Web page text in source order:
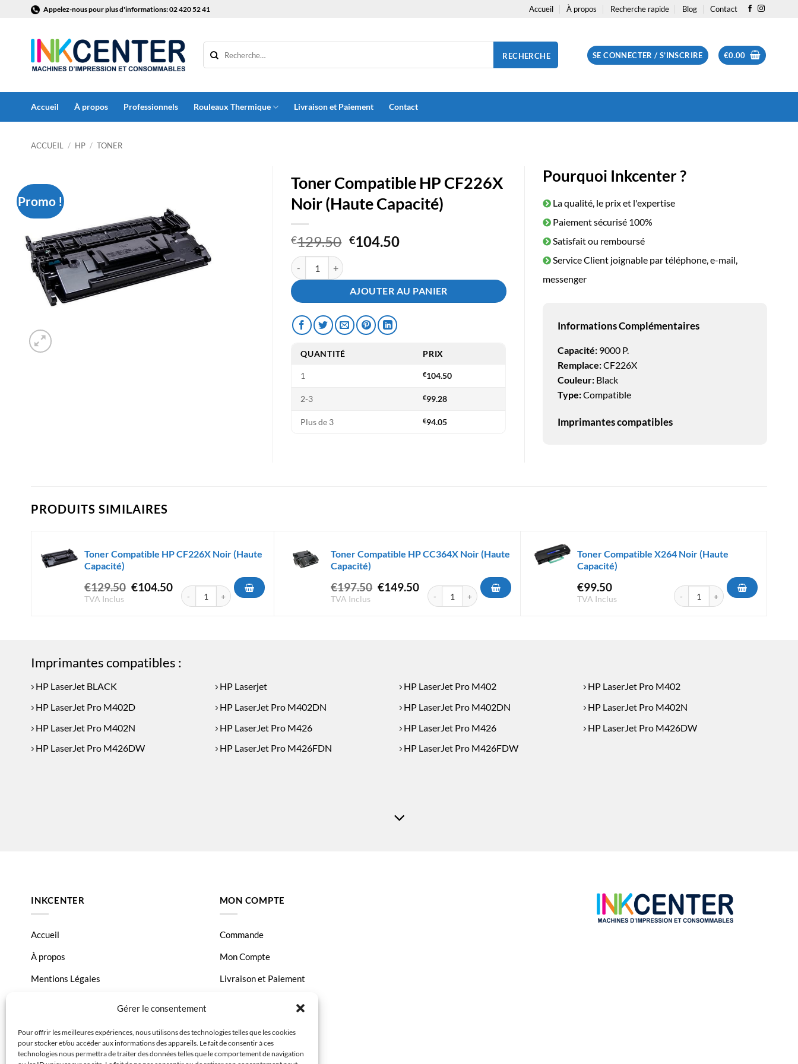
Gérer le consentement
Pour offrir les meilleures expériences, nous utilisons des technologies telles que les cookies
pour stocker et/ou accéder aux informations des appareils. Le fait de consentir à ces
technologies nous permettra de traiter des données telles que le comportement de navigation
contenu
Appelez-nous pour plus d'informations: 02 420 52 41 Accueil À propos Recherche rapide Blog Contact
RECHERCHE SE CONNECTER / S’INSCRIRE €0.00
Accueil À propos Professionnels Rouleaux Thermique Livraison et Paiement Contact
ACCUEIL / HP / TONER
Promo !
Toner Compatible HP CF226X
Noir (Haute Capacité)
€129.50 Le
était :
€129.50.
€104.50Le
est :
€104.50.
quantité de Toner Compatible HP CF226X Noir (Haute Capacité)
AJOUTER AU PANIER
QUANTITÉ PRIX
1 €104.50
2-3 €99.28
Plus de 3 €94.05
Pourquoi Inkcenter ?
La qualité, le prix et l'expertise
Paiement sécurisé 100%
Satisfait ou remboursé
Service Client joignable par téléphone, e-mail,
messenger
Informations Complémentaires
Capacité:9000 P.
Remplace:CF226X
Couleur: Black
Type:Compatible
Imprimantes compatibles
PRODUITS SIMILAIRES
Toner Compatible HP CF226X Noir (Haute
Capacité)
€129.50 Le
€104.50Le
prix
TVA Inclus
quantité de Toner Compatible HP CF226X Noir (Haute Capacité)
Toner Compatible HP CC364X Noir (Haute
Capacité)
€197.50 Le
€149.50Le
prix
TVA Inclus
quantité de Toner Compatible HP CC364X Noir (Haute Capacité)
Toner Compatible X264 Noir (Haute
Capacité)
€99.50
TVA Inclus
quantité de Toner Compatible
Imprimantes compatibles :
HP LaserJet BLACK HP Laserjet HP LaserJet Pro M402
HP LaserJet Pro M402
HP LaserJet Pro M402D
HP LaserJet Pro M402DN HP LaserJet Pro M402DN
HP LaserJet Pro M402N
HP LaserJet Pro M402N
HP LaserJet Pro M426 HP LaserJet Pro M426
HP LaserJet Pro M426DW
HP LaserJet Pro M426DW
HP LaserJet Pro M426FDN HP LaserJet Pro M426FDW
INKCENTER
Accueil
À propos
Mentions Légales
Politique de confidentialité
MON COMPTE
Commande
Mon Compte
Livraison et Paiement